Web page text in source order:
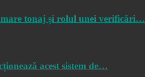
tonaj și rolul unei verificări…
acest sistem de…